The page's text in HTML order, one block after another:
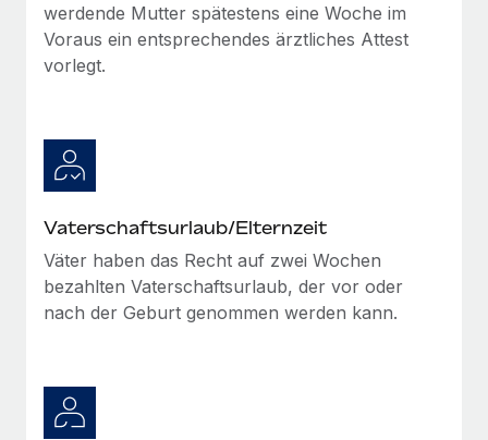
werdende Mutter spätestens eine Woche im
Voraus ein entsprechendes ärztliches Attest
vorlegt.
Vaterschaftsurlaub/Elternzeit
Väter haben das Recht auf zwei Wochen
bezahlten Vaterschaftsurlaub, der vor oder
nach der Geburt genommen werden kann.